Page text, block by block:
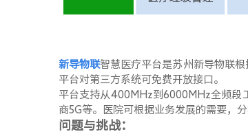
新导物联智慧医疗平台是苏州新导物联
平台对第三方系统可免费开放接口。
平台支持从 400MHz到 6000MHz全频段
商5G等。医院可根据业务发展的需要，
问题与挑战：